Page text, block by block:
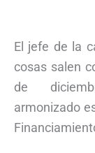
El jefe de la
cosas salen
de
armonizado